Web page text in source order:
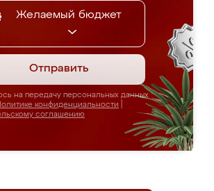
Желаемый бюджет
Отправить
на передачу персональных данных
конфиденциальности
соглашению